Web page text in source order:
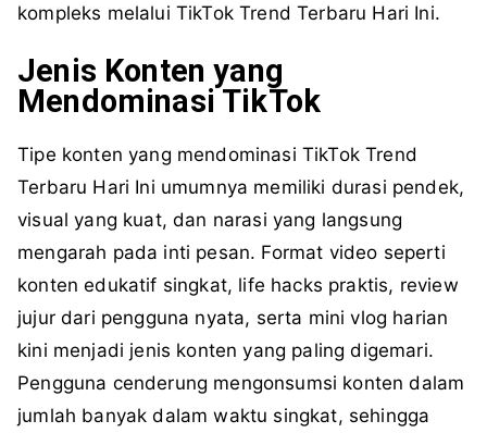
kompleks melalui TikTok Trend Terbaru Hari Ini.
Jenis Konten yang
Mendominasi TikTok
Tipe konten yang mendominasi TikTok Trend
Terbaru Hari Ini umumnya memiliki durasi pendek,
visual yang kuat, dan narasi yang langsung
mengarah pada inti pesan. Format video seperti
konten edukatif singkat, life hacks praktis, review
jujur dari pengguna nyata, serta mini vlog harian
kini menjadi jenis konten yang paling digemari.
Pengguna cenderung mengonsumsi konten dalam
jumlah banyak dalam waktu singkat, sehingga